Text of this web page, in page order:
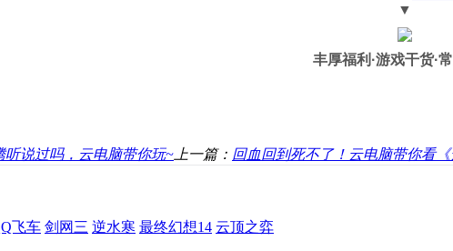
▼
丰厚福利 ·游戏干货·
听说过吗，云电脑带你玩~ 上一篇： 回血回到死不了！云电脑带你看
飞车 剑网三 逆水寒 最终幻想14 云顶之弈